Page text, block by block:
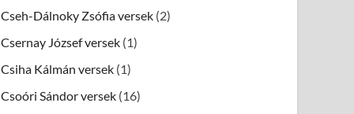
Cseh-Dálnoky Zsófia versek (2)
Csernay József versek (1)
Csiha Kálmán versek (1)
Csoóri Sándor versek (16)